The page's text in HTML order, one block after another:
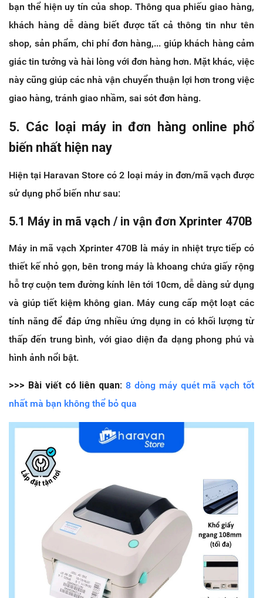
bạn thể hiện uy tín của shop. Thông qua phiếu giao hàng,
khách hàng dễ dàng biết được tất cả thông tin như tên
shop, sản phẩm, chi phí đơn hàng,... giúp khách hàng cảm
giác tin tưởng và hài lòng với đơn hàng hơn. Mặt khác, việc
này cũng giúp các nhà vận chuyển thuận lợi hơn trong việc
giao hàng, tránh giao nhầm, sai sót đơn hàng.
5. Các loại máy in đơn hàng online phổ
biến nhất hiện nay
Hiện tại Haravan Store có 2 loại máy in đơn/mã vạch được
sử dụng phổ biến như sau:
5.1 Máy in mã vạch / in vận đơn Xprinter 470B
Máy in mã vạch Xprinter 470B là máy in nhiệt trực tiếp có
thiết kế nhỏ gọn, bên trong máy là khoang chứa giấy rộng
hỗ trợ cuộn tem đường kính lên tới 10cm, dễ dàng sử dụng
và giúp tiết kiệm không gian. Máy cung cấp một loạt các
tính năng để đáp ứng nhiều ứng dụng in có khối lượng từ
thấp đến trung bình, với giao diện đa dạng phong phú và
hình ảnh nổi bật.
>>> Bài viết có liên quan: 8 dòng máy quét mã vạch tốt
nhất mà bạn không thể bỏ qua